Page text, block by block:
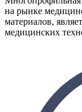
на рынке
материалов,
медицинских